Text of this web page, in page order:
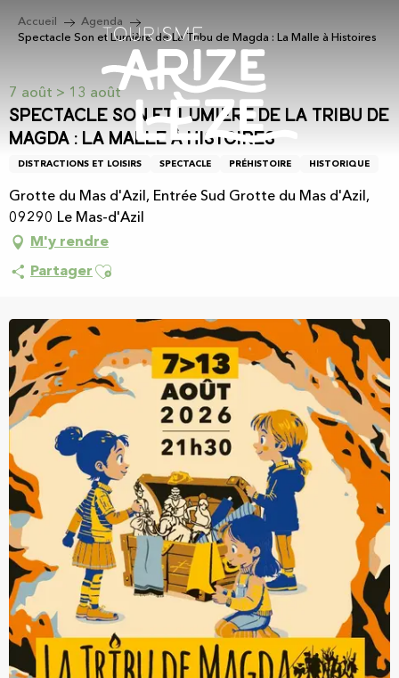
Accueil
Agenda
Spectacle Son et Lumière de La Tribu de Magda : La Malle à Histoires
7 août > 13 août
Spectacle Son et Lumière de La Tribu de
Magda : La Malle à Histoires
DISTRACTIONS ET LOISIRS SPECTACLE PRÉHISTOIRE HISTORIQUE
Grotte du Mas d'Azil, Entrée Sud Grotte du Mas d'Azil,
09290 Le Mas-d'Azil
M'y rendre
Partager Ajouter aux favoris